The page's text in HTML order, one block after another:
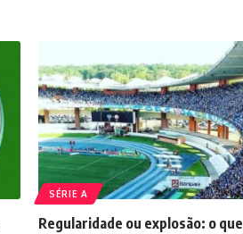
SÉRIE A
Regularidade ou explosão: o que